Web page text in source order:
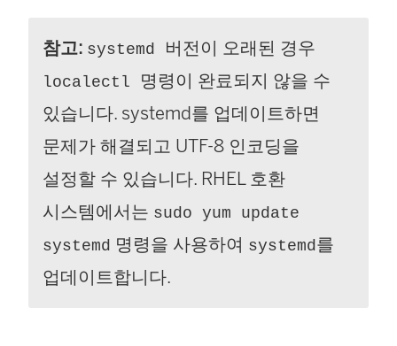
참고: systemd 버전이 오래된 경우
localectl 명령이 완료되지 않을 수
있습니다. systemd를 업데이트하면
문제가 해결되고 UTF-8 인코딩을
설정할 수 있습니다. RHEL 호환
시스템에서는 sudo yum update
systemd 명령을 사용하여 systemd 를
업데이트합니다.